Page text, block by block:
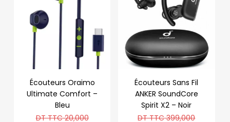
Écouteurs Oraimo
Ultimate Comfort –
Bleu
DT TTC20,000Le
Écouteurs Sans Fil
ANKER SoundCore
Spirit X2 – Noir
DT TTC399,000Le